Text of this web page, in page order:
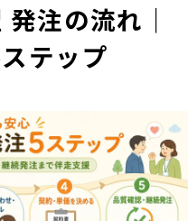
注の流れ｜
テップ